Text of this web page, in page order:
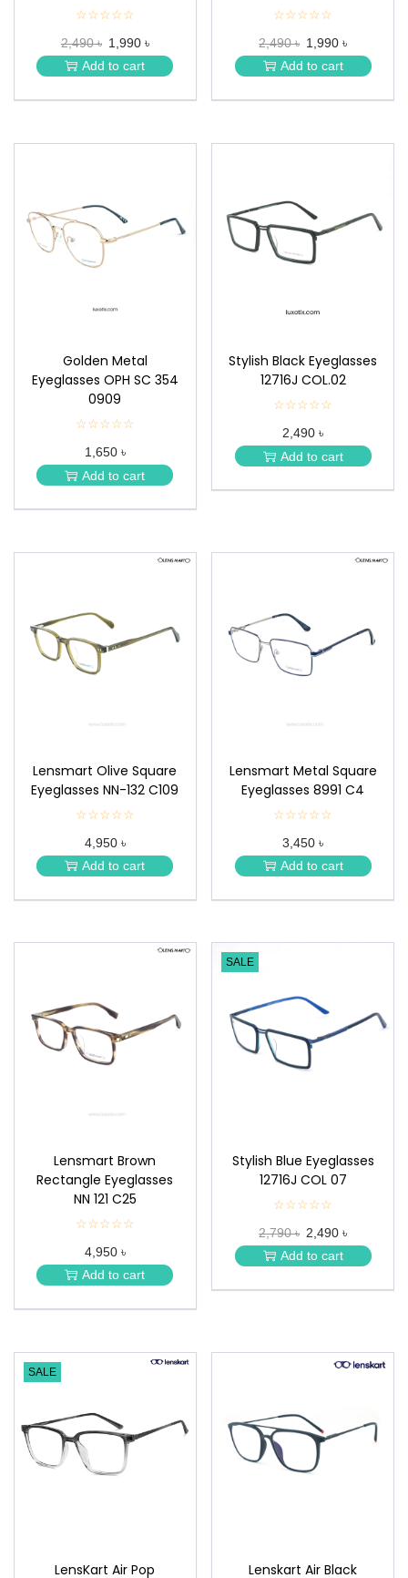
☆☆☆☆☆
★
★
★
★
2,490 ৳ 1,990 ৳
Add to cart
☆☆☆☆☆
★
★
★
★
2,490 ৳ 1,990 ৳
Add to cart
Golden Metal
Eyeglasses OPH SC 354
0909
☆☆☆☆☆
★
★
★
★
1,650 ৳
Add to cart
Stylish Black Eyeglasses
12716J COL.02
☆☆☆☆☆
★
★
★
★
2,490 ৳
Add to cart
Lensmart Olive Square
Eyeglasses NN-132 C109
☆☆☆☆☆
★
★
★
★
4,950 ৳
Add to cart
Lensmart Metal Square
Eyeglasses 8991 C4
☆☆☆☆☆
★
★
★
★
3,450 ৳
Add to cart
Lensmart Brown
Rectangle Eyeglasses
NN 121 C25
☆☆☆☆☆
★
★
★
★
4,950 ৳
Add to cart
SALE
Stylish Blue Eyeglasses
12716J COL 07
☆☆☆☆☆
★
★
★
★
2,790 ৳ 2,490 ৳
Add to cart
SALE
LensKart Air Pop
Lenskart Air Black